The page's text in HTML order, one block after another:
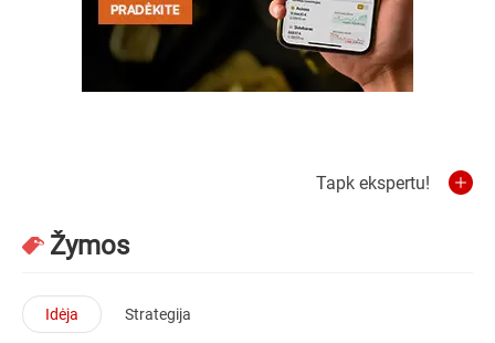
Tapk ekspertu!
Žymos
Idėja Strategija